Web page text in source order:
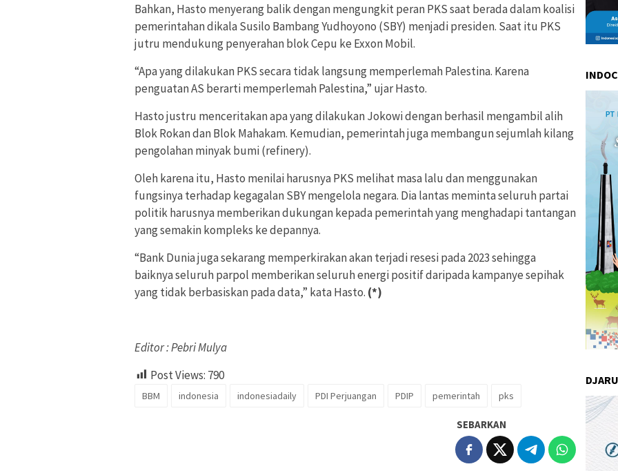
Bahkan, Hasto menyerang balik dengan mengungkit peran PKS saat berada dalam koalisi
pemerintahan dikala Susilo Bambang Yudhoyono (SBY) menjadi presiden. Saat itu PKS
jutru mendukung penyerahan blok Cepu ke Exxon Mobil.
“Apa yang dilakukan PKS secara tidak langsung memperlemah Palestina. Karena
penguatan AS berarti memperlemah Palestina,” ujar Hasto.
Hasto justru menceritakan apa yang dilakukan Jokowi dengan berhasil mengambil alih
Blok Rokan dan Blok Mahakam. Kemudian, pemerintah juga membangun sejumlah kilang
pengolahan minyak bumi (refinery).
Oleh karena itu, Hasto menilai harusnya PKS melihat masa lalu dan menggunakan
fungsinya terhadap kegagalan SBY mengelola negara. Dia lantas meminta seluruh partai
politik harusnya memberikan dukungan kepada pemerintah yang menghadapi tantangan
yang semakin kompleks ke depannya.
“Bank Dunia juga sekarang memperkirakan akan terjadi resesi pada 2023 sehingga
baiknya seluruh parpol memberikan seluruh energi positif daripada kampanye sepihak
yang tidak berbasiskan pada data,” kata Hasto. (*)
Editor : Pebri Mulya
Post Views: 790
BBM indonesia indonesiadaily PDI Perjuangan PDIP pemerintah pks
SEBARKAN